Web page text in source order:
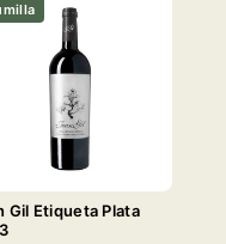
Gil Etiqueta Plata